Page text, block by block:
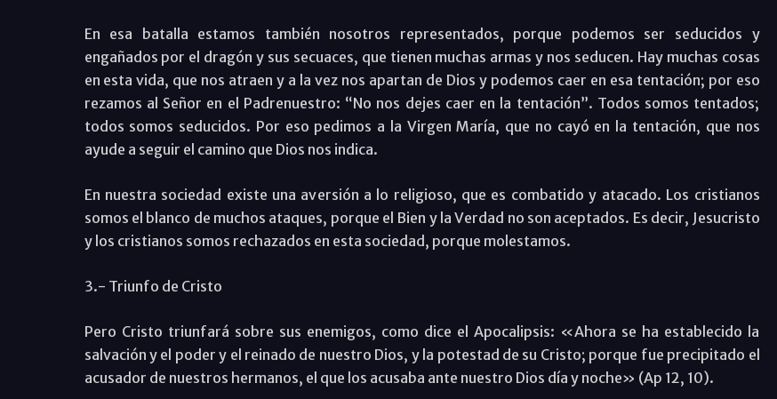
En esa batalla estamos también nosotros representados, porque podemos ser seducidos y
engañados por el dragón y sus secuaces, que tienen muchas armas y nos seducen. Hay muchas cosas
en esta vida, que nos atraen y a la vez nos apartan de Dios y podemos caer en esa tentación; por eso
rezamos al Señor en el Padrenuestro: “No nos dejes caer en la tentación”. Todos somos tentados;
todos somos seducidos. Por eso pedimos a la Virgen María, que no cayó en la tentación, que nos
ayude a seguir el camino que Dios nos indica.
En nuestra sociedad existe una aversión a lo religioso, que es combatido y atacado. Los cristianos
somos el blanco de muchos ataques, porque el Bien y la Verdad no son aceptados. Es decir, Jesucristo
y los cristianos somos rechazados en esta sociedad, porque molestamos.
3.- Triunfo de Cristo
Pero Cristo triunfará sobre sus enemigos, como dice el Apocalipsis: «Ahora se ha establecido la
salvación y el poder y el reinado de nuestro Dios, y la potestad de su Cristo; porque fue precipitado el
acusador de nuestros hermanos, el que los acusaba ante nuestro Dios día y noche» (Ap 12, 10).